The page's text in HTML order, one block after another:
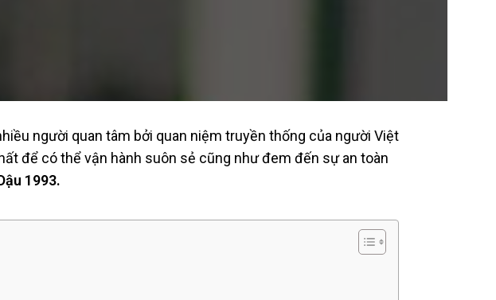
người quan tâm bởi quan niệm truyền thống của người Việt
để có thể vận hành suôn sẻ cũng như đem đến sự an toàn
1993.